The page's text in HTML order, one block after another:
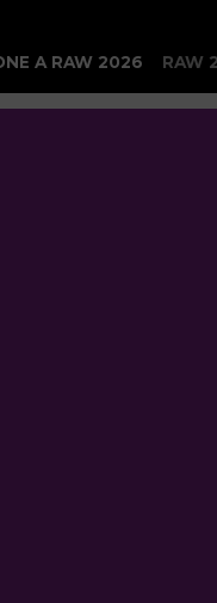
A RAW 2026 RAW